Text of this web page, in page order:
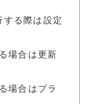
する際は設定
場合は更新
場合はプラ